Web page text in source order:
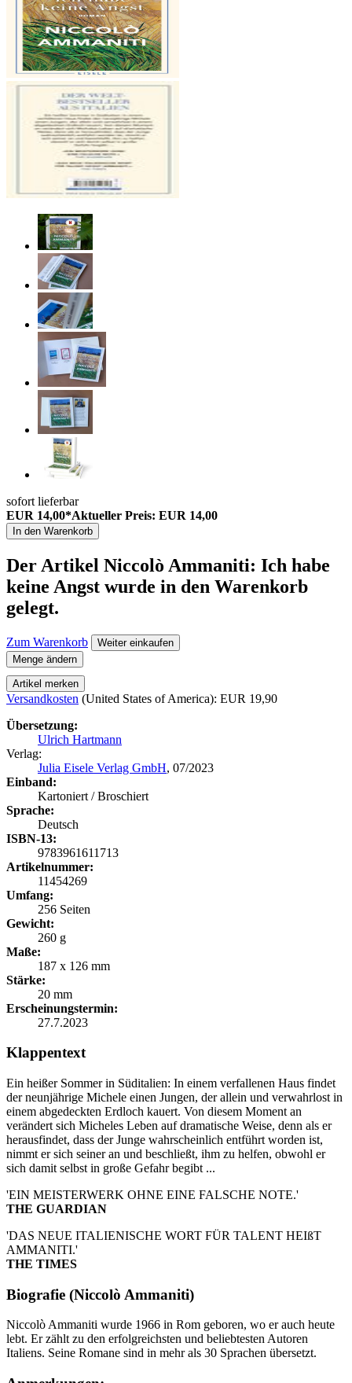
sofort lieferbar
EUR 14,00*Aktueller Preis: EUR 14,00
In den Warenkorb
Der Artikel Niccolò Ammaniti: Ich habe
keine Angst wurde in den Warenkorb
gelegt.
Zum Warenkorb
Weiter einkaufen
Menge ändern
Artikel merken
Versandkosten (United States of America): EUR 19,90
Übersetzung:
Ulrich Hartmann
Verlag:
Julia Eisele Verlag GmbH, 07/2023
Einband:
Kartoniert / Broschiert
Sprache:
Deutsch
ISBN-13:
9783961611713
Artikelnummer:
11454269
Umfang:
256 Seiten
Gewicht:
260 g
Maße:
187 x 126 mm
Stärke:
20 mm
Erscheinungstermin:
27.7.2023
Klappentext
Ein heißer Sommer in Süditalien: In einem verfallenen Haus findet
der neunjährige Michele einen Jungen, der allein und verwahrlost in
einem abgedeckten Erdloch kauert. Von diesem Moment an
verändert sich Micheles Leben auf dramatische Weise, denn als er
herausfindet, dass der Junge wahrscheinlich entführt worden ist,
nimmt er sich seiner an und beschließt, ihm zu helfen, obwohl er
sich damit selbst in große Gefahr begibt ...
'EIN MEISTERWERK OHNE EINE FALSCHE NOTE.'
THE GUARDIAN
'DAS NEUE ITALIENISCHE WORT FÜR TALENT HEIßT
AMMANITI.'
THE TIMES
Biografie (Niccolò Ammaniti)
Niccolò Ammaniti wurde 1966 in Rom geboren, wo er auch heute
lebt. Er zählt zu den erfolgreichsten und beliebtesten Autoren
Italiens. Seine Romane sind in mehr als 30 Sprachen übersetzt.